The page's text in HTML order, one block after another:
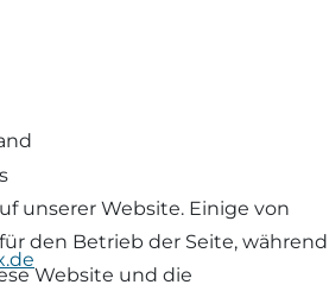
unserer Website. Einige von
den Betrieb der Seite, während
Website und die
Schaf